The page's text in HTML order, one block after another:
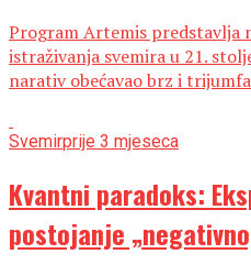
Program Artemis predstavlja
istraživanja svemira u 21.
narativ obećavao brz i
Svemirprije 3 mjeseca
Kvantni paradoks:
postojanje